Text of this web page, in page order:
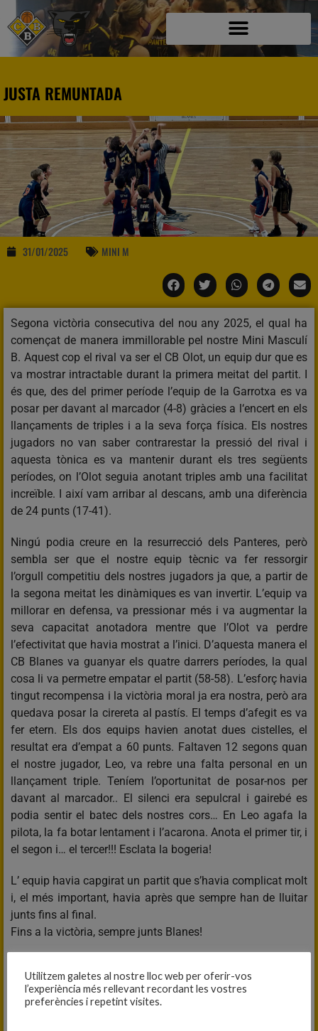
JUSTA REMUNTADA
31/01/2025 MINI M
Segona victòria consecutiva del nou any 2025, el qual ha
començat de manera immillorable pel nostre Mini Masculí
B. Aquest cop el rival va ser el CB Olot, un equip dur que es
va mostrar intractable durant la primera meitat del partit. I
és que, des del primer període l’equip de la Garrotxa es va
posar per davant al marcador (4-8) gràcies a l‘encert en els
llançaments de triples i a la seva força física. Els nostres
jugadors no van saber contrarestar la pressió del rival i
aquesta tònica es va mantenir durant els tres següents
períodes, on l’Olot seguia anotant triples amb una facilitat
increïble. I així vam arribar al descans, amb una diferència
de 24 punts (17-41).
Ningú podia creure en la resurrecció dels Panteres, però
sembla ser que el nostre equip tècnic va fer ressorgir
l’orgull competitiu dels nostres jugadors ja que, a partir de
la segona meitat les dinàmiques es van invertir. L’equip va
millorar en defensa, va pressionar més i va augmentar la
seva capacitat anotadora mentre que l’Olot va perdre
l’efectivitat que havia mostrat a l’inici. D’aquesta manera el
CB Blanes va guanyar els quatre darrers períodes, la qual
cosa li va permetre empatar el partit (58-58). L’esforç havia
tingut recompensa i la victòria moral ja era nostra, però ara
quedava posar la cirereta al pastís. El temps d’afegit es va
fer etern. Els dos equips havien anotat dues cistelles, el
resultat era d’empat a 60 punts. Faltaven 12 segons quan
el nostre jugador, Leo, va rebre una falta personal en un
llançament triple. Teníem l’oportunitat de posar-nos per
davant al marcador.. El silenci era sepulcral i gairebé es
podia sentir el batec dels nostres cors… En Leo agafa la
pilota, la fa botar lentament i l’acarona. Anota el primer tir, i
el segon i… el tercer!!! Esclata la bogeria!
L’ equip havia capgirat un partit que s’havia complicat molt
i, el més important, havia après que sempre han de lluitar
junts fins al final.
Fins a la victòria, sempre junts Blanes!
MINI B MASCULÍ, 63
Utilitzem galetes al nostre lloc web per oferir-vos
l’experiència més rellevant recordant les vostres
preferències i repetint visites.